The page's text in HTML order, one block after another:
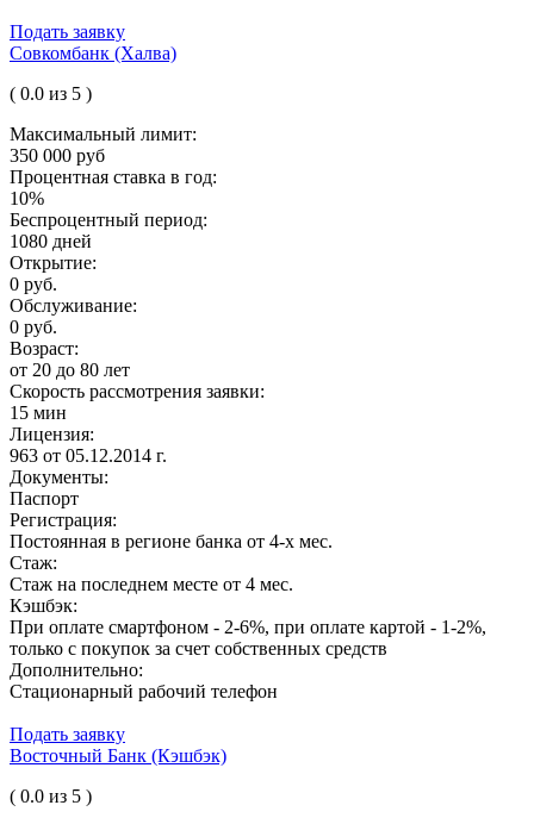
Подать заявку
Совкомбанк (Халва)
( 0.0 из 5 )
Максимальный лимит:
350 000 руб
Процентная ставка в год:
10%
Беспроцентный период:
1080 дней
Открытие:
0 руб.
Обслуживание:
0 руб.
Возраст:
от 20 до 80 лет
Скорость рассмотрения заявки:
15 мин
Лицензия:
963 от 05.12.2014 г.
Документы:
Паспорт
Регистрация:
Постоянная в регионе банка от 4-х мес.
Стаж:
Стаж на последнем месте от 4 мес.
Кэшбэк:
При оплате смартфоном - 2-6%, при оплате картой - 1-2%,
только с покупок за счет собственных средств
Дополнительно:
Стационарный рабочий телефон
Подать заявку
Восточный Банк (Кэшбэк)
( 0.0 из 5 )